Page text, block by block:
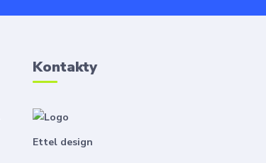
Kontakty
Ettel design